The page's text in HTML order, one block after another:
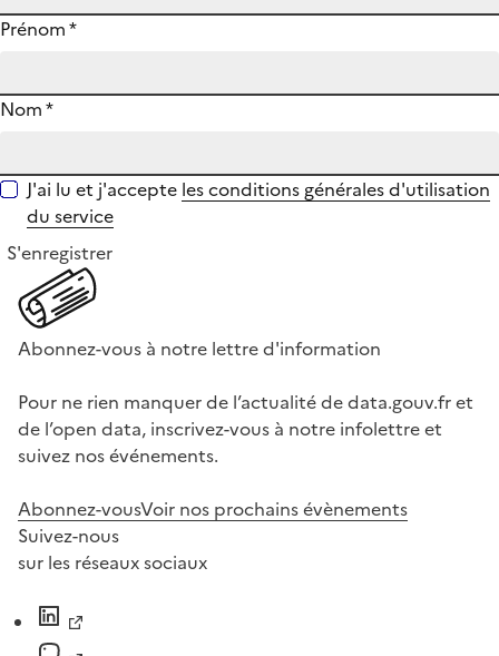
Prénom*
Nom*
J'ai lu et j'accepte les conditions générales d'utilisation
du service
S'enregistrer
Abonnez-vous à notre lettre d'information
Pour ne rien manquer de l’actualité de data.gouv.fr et
de l’open data, inscrivez-vous à notre infolettre et
suivez nos événements.
Abonnez-vousVoir nos prochains évènements
Suivez-nous
sur les réseaux sociaux